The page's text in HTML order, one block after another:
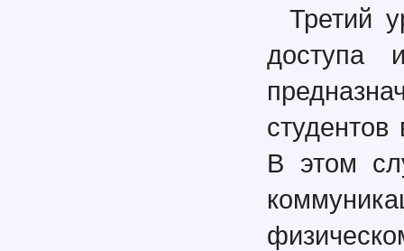
Третий
доступа
В этом